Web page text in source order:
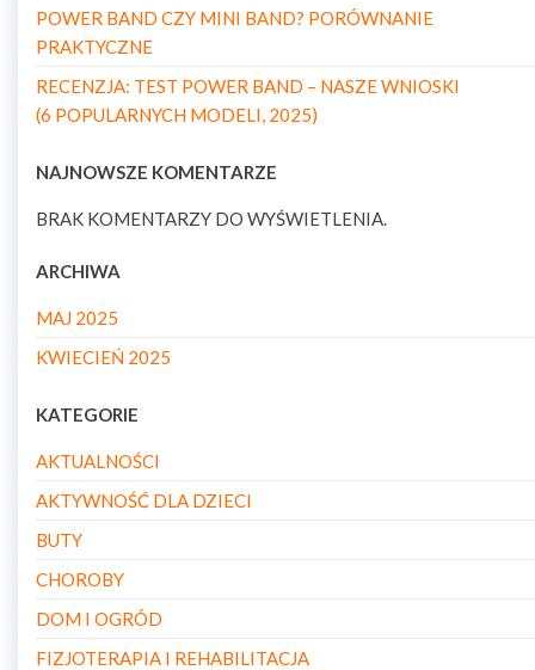
POWER BAND CZY MINI BAND? PORÓWNANIE
PRAKTYCZNE
RECENZJA: TEST POWER BAND – NASZE WNIOSKI
(6 POPULARNYCH MODELI, 2025)
NAJNOWSZE KOMENTARZE
BRAK KOMENTARZY DO WYŚWIETLENIA.
ARCHIWA
MAJ 2025
KWIECIEŃ 2025
KATEGORIE
AKTUALNOŚCI
AKTYWNOŚĆ DLA DZIECI
BUTY
CHOROBY
DOM I OGRÓD
FIZJOTERAPIA I REHABILITACJA